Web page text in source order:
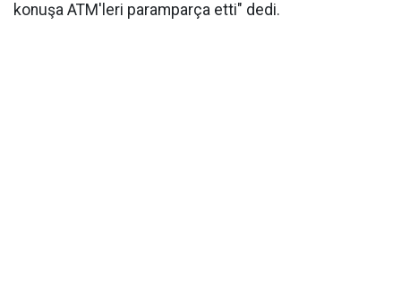
konuşa ATM'leri paramparça etti" dedi.